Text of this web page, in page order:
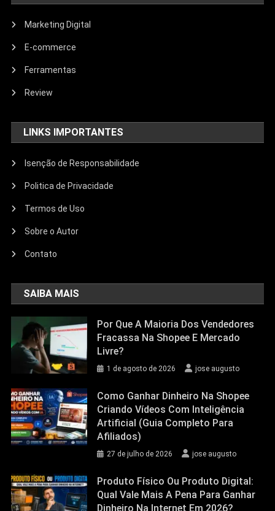
Marketing Digital
E-commerce
Ferramentas
Review
LINKS IMPORTANTES
Isenção de Responsabilidade
Politica de Privacidade
Termos de Uso
Sobre o Autor
Contato
SAIBA MAIS
Por Que A Maioria Dos Vendedores
Fracassa Na Shopee E Mercado
Livre?
1 de agosto de 2026 jose augusto
Como Ganhar Dinheiro Na Shopee
Criando Vídeos Com Inteligência
Artificial (Guia Completo Para
Afiliados)
27 de julho de 2026 jose augusto
Produto Físico Ou Produto Digital:
Qual Vale Mais A Pena Para Ganhar
Dinheiro Na Internet Em 2026?